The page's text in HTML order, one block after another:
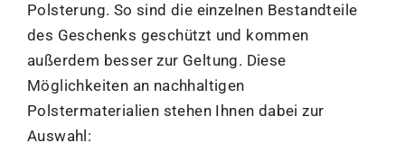
Polsterung. So sind die einzelnen Bestandteile
des Geschenks geschützt und kommen
außerdem besser zur Geltung. Diese
Möglichkeiten an nachhaltigen
Polstermaterialien stehen Ihnen dabei zur
Auswahl: